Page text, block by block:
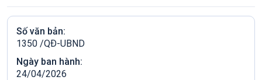
Số văn bản:
1350 /QÐ-UBND
Ngày ban hành:
24/04/2026